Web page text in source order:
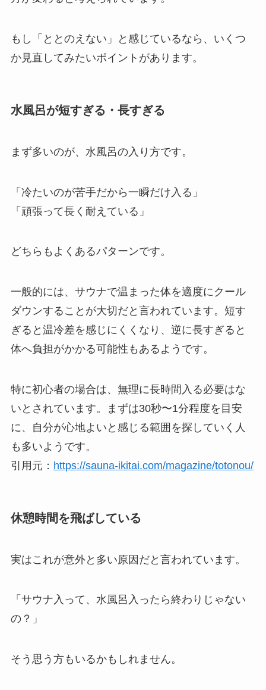
もし「ととのえない」と感じているなら、いくつ
か見直してみたいポイントがあります。
水風呂が短すぎる・長すぎる
まず多いのが、水風呂の入り方です。
「冷たいのが苦手だから一瞬だけ入る」
「頑張って長く耐えている」
どちらもよくあるパターンです。
一般的には、サウナで温まった体を適度にクール
ダウンすることが大切だと言われています。短す
ぎると温冷差を感じにくくなり、逆に長すぎると
体へ負担がかかる可能性もあるようです。
特に初心者の場合は、無理に長時間入る必要はな
いとされています。まずは30秒〜1分程度を目安
に、自分が心地よいと感じる範囲を探していく人
も多いようです。
引用元： https://sauna-ikitai.com/magazine/totonou/
休憩時間を飛ばしている
実はこれが意外と多い原因だと言われています。
「サウナ入って、水風呂入ったら終わりじゃない
の？」
そう思う方もいるかもしれません。